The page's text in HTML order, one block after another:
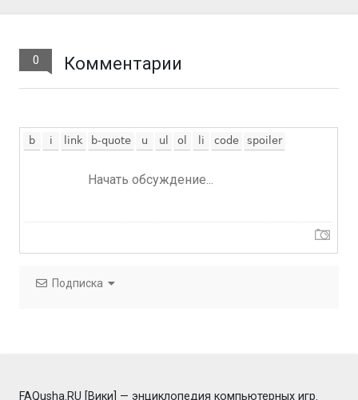
0 Комментарии
Подписка
FAQusha.RU [Вики] — энциклопедия компьютерных игр.